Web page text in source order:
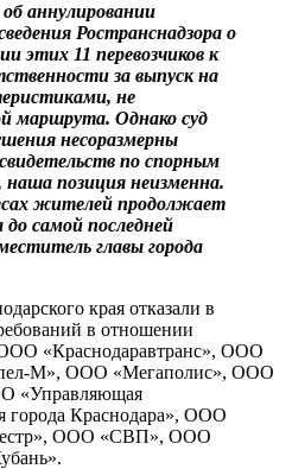
аннулировании
Ространснадзора о
этих 11 перевозчиков к
за выпуск на
не
маршрута. Однако суд
несоразмерны
по спорным
позиция неизменна.
жителей продолжает
до самой последней
главы города
края отказали в
в отношении
«Краснодаравтранс», ООО
М», ООО «Мегаполис», ООО
«Управляющая
города Краснодара», ООО
ООО «СВП», ООО